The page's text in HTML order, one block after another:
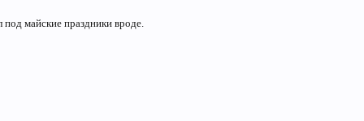
под майские праздники вроде.